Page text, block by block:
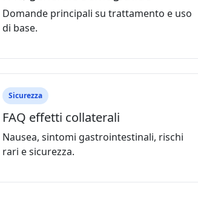
Domande principali su trattamento e uso
di base.
Sicurezza
FAQ effetti collaterali
Nausea, sintomi gastrointestinali, rischi
rari e sicurezza.